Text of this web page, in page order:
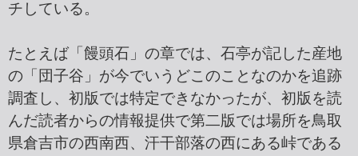
チしている。
たとえば「饅頭石」の章では、石亭が記した産地
の「団子谷」が今でいうどこのことなのかを追跡
調査し、初版では特定できなかったが、初版を読
んだ読者からの情報提供で第二版では場所を鳥取
県倉吉市の西南西、汗干部落の西にある峠である